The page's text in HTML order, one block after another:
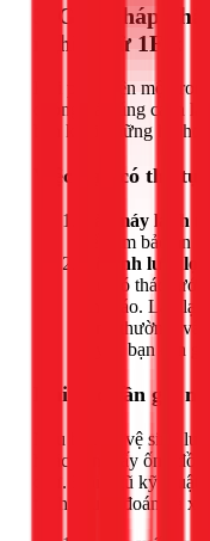
3. Giải pháp
nghiệp từ 1Fix
Khi phát hiện một
chóng và đúng cách
bạn khỏi những hư
Việc bạn có thể tự
Tắt máy lạnh
để đảm bảo an
Vệ sinh lưới
sau đó tháo
khô ráo. Lắp
bình thường,
tuyết, bạn cần
Khi nào cần gọi
Nếu bạn đã vệ sinh
hoặc bạn thấy ống
chừ. Đội ngũ kỹ thuật
trình chuẩn đoán và